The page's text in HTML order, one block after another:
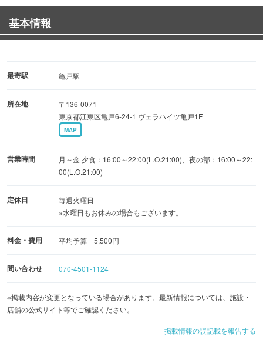
是非、ご来店お待ちしております！
基本情報
最寄駅 亀戸駅
所在地
〒136-0071
東京都江東区亀戸6-24-1 ヴェラハイツ亀戸1F
MAP
営業時間
月～金 夕食：16:00～22:00(L.O.21:00)、夜の部：16:00～22:
00(L.O.21:00)
定休日
毎週火曜日
※水曜日もお休みの場合もございます。
料金・費用 平均予算 5,500円
問い合わせ 070-4501-1124
※掲載内容が変更となっている場合があります。最新情報については、施設・
店舗の公式サイト等でご確認ください。
掲載情報の誤記載を報告する